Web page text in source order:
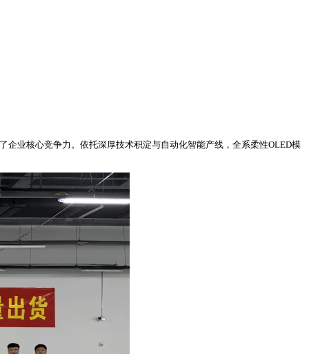
企业核心竞争力。 依托深厚技术积淀与自动化智能产线，全系柔性OLED模